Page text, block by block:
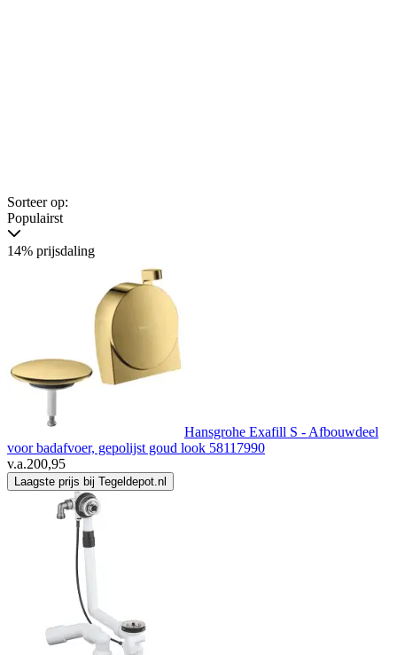
Sorteer op:
Populairst
14% prijsdaling
Hansgrohe Exafill S - Afbouwdeel
voor badafvoer, gepolijst goud look 58117990
v.a.200,95
Laagste prijs bij Tegeldepot.nl